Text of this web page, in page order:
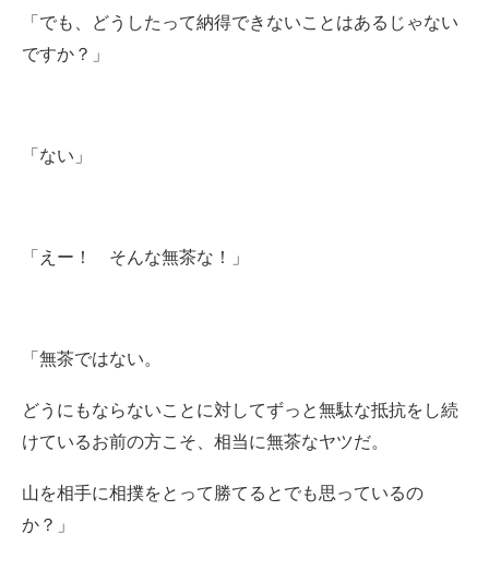
「でも、どうしたって納得できないことはあるじゃない
ですか？」
「ない」
「えー！ そんな無茶な！」
「無茶ではない。
どうにもならないことに対してずっと無駄な抵抗をし続
けているお前の方こそ、相当に無茶なヤツだ。
山を相手に相撲をとって勝てるとでも思っているの
か？」